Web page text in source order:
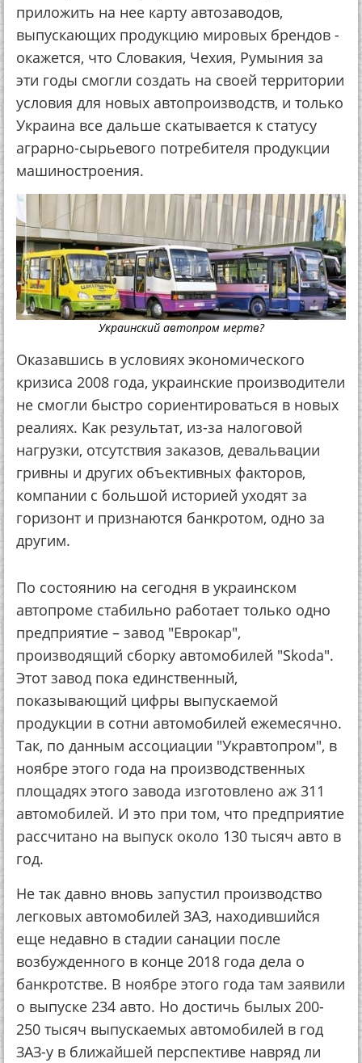
приложить на нее карту автозаводов,
выпускающих продукцию мировых брендов -
окажется, что Словакия, Чехия, Румыния за
эти годы смогли создать на своей территории
условия для новых автопроизводств, и только
Украина все дальше скатывается к статусу
аграрно-сырьевого потребителя продукции
машиностроения.
Украинский автопром мертв?
Оказавшись в условиях экономического
кризиса 2008 года, украинские производители
не смогли быстро сориентироваться в новых
реалиях. Как результат, из-за налоговой
нагрузки, отсутствия заказов, девальвации
гривны и других объективных факторов,
компании с большой историей уходят за
горизонт и признаются банкротом, одно за
другим.
По состоянию на сегодня в украинском
автопроме стабильно работает только одно
предприятие – завод "Еврокар",
производящий сборку автомобилей "Skoda".
Этот завод пока единственный,
показывающий цифры выпускаемой
продукции в сотни автомобилей ежемесячно.
Так, по данным ассоциации "Укравтопром", в
ноябре этого года на производственных
площадях этого завода изготовлено аж 311
автомобилей. И это при том, что предприятие
рассчитано на выпуск около 130 тысяч авто в
год.
Не так давно вновь запустил производство
легковых автомобилей ЗАЗ, находившийся
еще недавно в стадии санации после
возбужденного в конце 2018 года дела о
банкротстве. В ноябре этого года там заявили
о выпуске 234 авто. Но достичь былых 200-
250 тысяч выпускаемых автомобилей в год
ЗАЗ-у в ближайшей перспективе навряд ли